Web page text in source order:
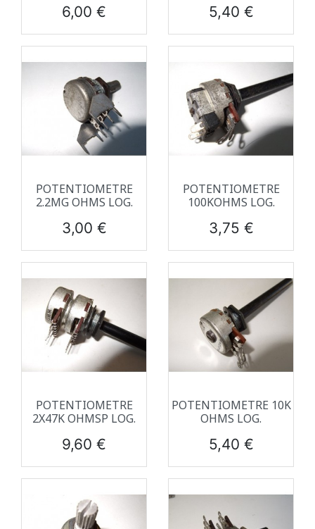
Prix
6,00 € Prix
5,40 €
POTENTIOMETRE
2.2MG OHMS LOG.
Prix
3,00 €
POTENTIOMETRE
100KOHMS LOG.
Prix
3,75 €
POTENTIOMETRE
2X47K OHMSP LOG.
Prix
9,60 €
POTENTIOMETRE 10K
OHMS LOG.
Prix
5,40 €